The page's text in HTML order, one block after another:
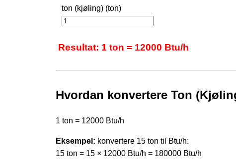
ton (kjøling) (ton)
Resultat: 1 ton = 12000 Btu/h
Hvordan konvertere Ton
1 ton = 12000 Btu/h
Eksempel: konvertere 15 ton til Btu/h:
15 ton = 15 × 12000 Btu/h = 180000 Btu/h